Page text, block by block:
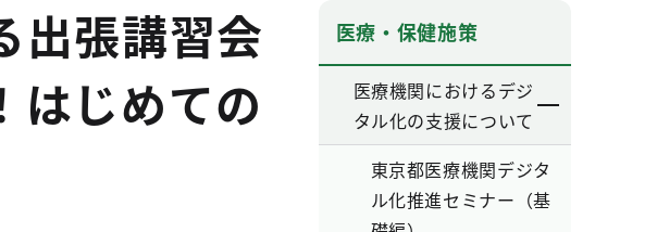
出張講習会
はじめての
医療・保健施策
医療機関におけるデジ
タル化の支援について
東京都医療機関デジタ
ル化推進セミナー（基